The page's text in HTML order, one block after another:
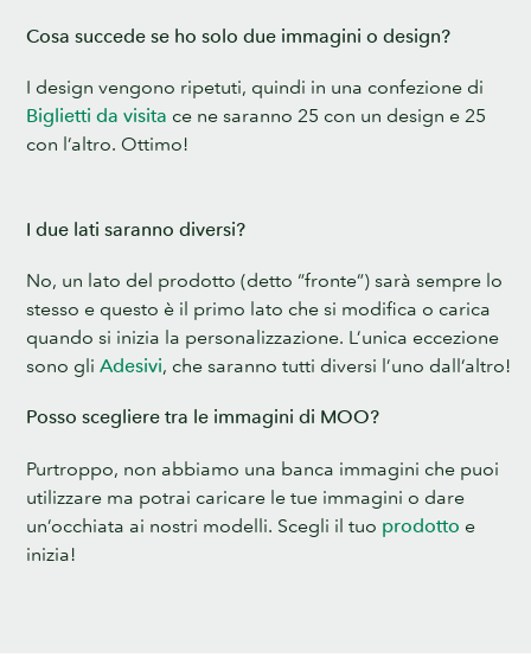
Cosa succede se ho solo due immagini o design?
I design vengono ripetuti, quindi in una confezione di
Biglietti da visita ce ne saranno 25 con un design e 25
con l’altro. Ottimo!
I due lati saranno diversi?
No, un lato del prodotto (detto “fronte”) sarà sempre lo
stesso e questo è il primo lato che si modifica o carica
quando si inizia la personalizzazione. L’unica eccezione
sono gli Adesivi, che saranno tutti diversi l’uno dall’altro!
Posso scegliere tra le immagini di MOO?
Purtroppo, non abbiamo una banca immagini che puoi
utilizzare ma potrai caricare le tue immagini o dare
un’occhiata ai nostri modelli. Scegli il tuo prodotto e
inizia!